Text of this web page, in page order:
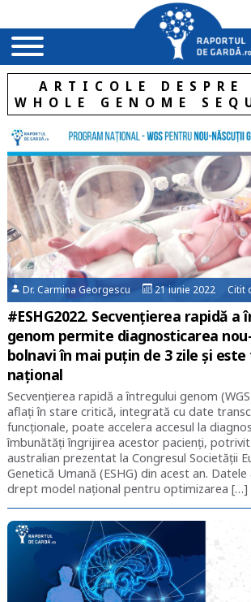
ARTICOLE DESPRE
WHOLE GENOME
Dr. Carmina Georgescu 21 iunie 2022 Citit
#ESHG2022. Secvențierea rapidă a
genom permite diagnosticarea
bolnavi în mai puțin de 3 zile și
național
Secvențierea rapidă a întregului genom
aflați în stare critică, integrată cu date
funcționale, poate accelera accesul la
îmbunătăți îngrijirea acestor pacienți,
australian prezentat la Congresul Societății
Genetică Umană (ESHG) din acest an.
drept model național pentru optimizarea […]